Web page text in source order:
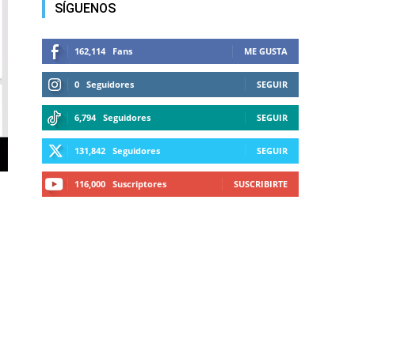
SÍGUENOS
162,114 Fans ME GUSTA
0 Seguidores SEGUIR
6,794 Seguidores SEGUIR
131,842 Seguidores SEGUIR
116,000 Suscriptores SUSCRIBIRTE